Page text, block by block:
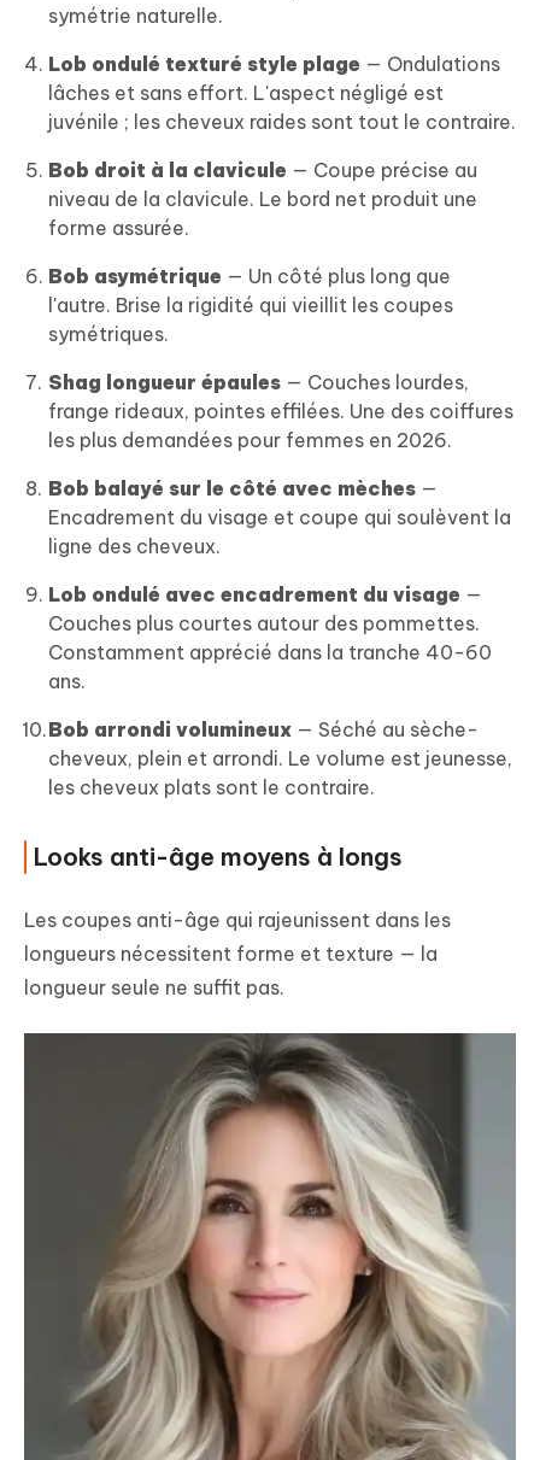
symétrie naturelle.
Lob ondulé texturé style plage — Ondulations
lâches et sans effort. L'aspect négligé est
juvénile ; les cheveux raides sont tout le contraire.
Bob droit à la clavicule — Coupe précise au
niveau de la clavicule. Le bord net produit une
forme assurée.
Bob asymétrique — Un côté plus long que
l'autre. Brise la rigidité qui vieillit les coupes
symétriques.
Shag longueur épaules — Couches lourdes,
frange rideaux, pointes effilées. Une des coiffures
les plus demandées pour femmes en 2026.
Bob balayé sur le côté avec mèches —
Encadrement du visage et coupe qui soulèvent la
ligne des cheveux.
Lob ondulé avec encadrement du visage —
Couches plus courtes autour des pommettes.
Constamment apprécié dans la tranche 40-60
ans.
Bob arrondi volumineux — Séché au sèche-
cheveux, plein et arrondi. Le volume est jeunesse,
les cheveux plats sont le contraire.
Looks anti-âge moyens à longs
Les coupes anti-âge qui rajeunissent dans les
longueurs nécessitent forme et texture — la
longueur seule ne suffit pas.